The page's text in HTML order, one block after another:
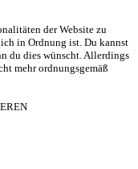
der Website zu
in Ordnung ist. Du kannst
du dies wünscht. Allerdings
mehr ordnungsgemäß